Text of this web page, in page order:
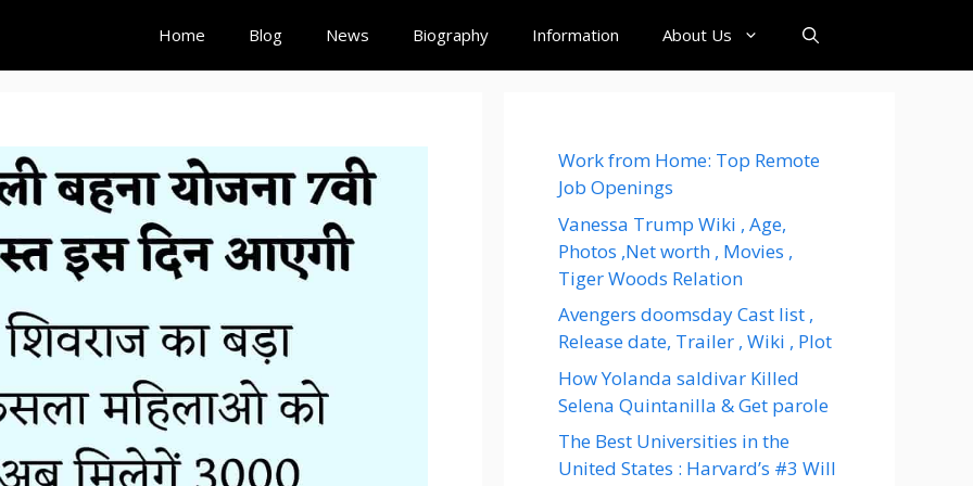
Home Blog News Biography Information About Us
Work from Home: Top Remote
Job Openings
Vanessa Trump Wiki , Age,
Photos ,Net worth , Movies ,
Tiger Woods Relation
Avengers doomsday Cast list ,
Release date, Trailer , Wiki , Plot
How Yolanda saldivar Killed
Selena Quintanilla & Get parole
The Best Universities in the
United States : Harvard’s #3 Will